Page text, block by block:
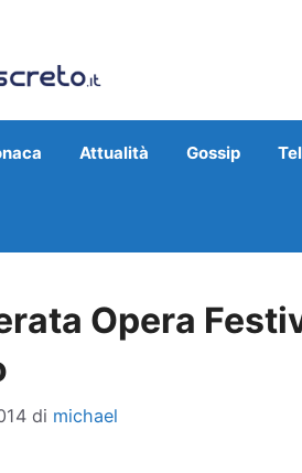
Attualità Gossip
Opera
di michael